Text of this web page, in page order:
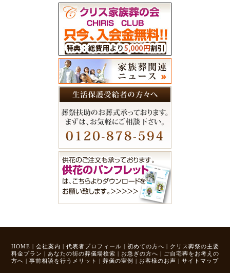
HOME | 会社案内 | 代表者プロフィール | 初めての方へ | クリス葬祭の主要
料金プラン | あなたの街の葬儀場検索 | お急ぎの方へ | ご自宅葬をお考えの
方へ | 事前相談を行うメリット | 葬儀の実例 | お客様のお声 | サイトマップ